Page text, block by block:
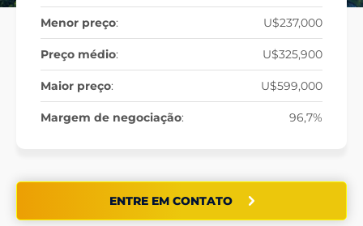
Menor preço: U$237,000
Preço médio: U$325,900
Maior preço: U$599,000
Margem de negociação: 96,7%
ENTRE EM CONTATO